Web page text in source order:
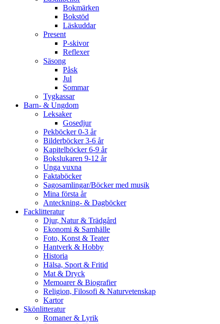
Bokmärken
Bokstöd
Läskuddar
Present
P-skivor
Reflexer
Säsong
Påsk
Jul
Sommar
Tygkassar
Barn- & Ungdom
Leksaker
Gosedjur
Pekböcker 0-3 år
Bilderböcker 3-6 år
Kapitelböcker 6-9 år
Bokslukaren 9-12 år
Unga vuxna
Faktaböcker
Sagosamlingar/Böcker med musik
Mina första år
Anteckning- & Dagböcker
Facklitteratur
Djur, Natur & Trädgård
Ekonomi & Samhälle
Foto, Konst & Teater
Hantverk & Hobby
Historia
Hälsa, Sport & Fritid
Mat & Dryck
Memoarer & Biografier
Religion, Filosofi & Naturvetenskap
Kartor
Skönlitteratur
Romaner & Lyrik